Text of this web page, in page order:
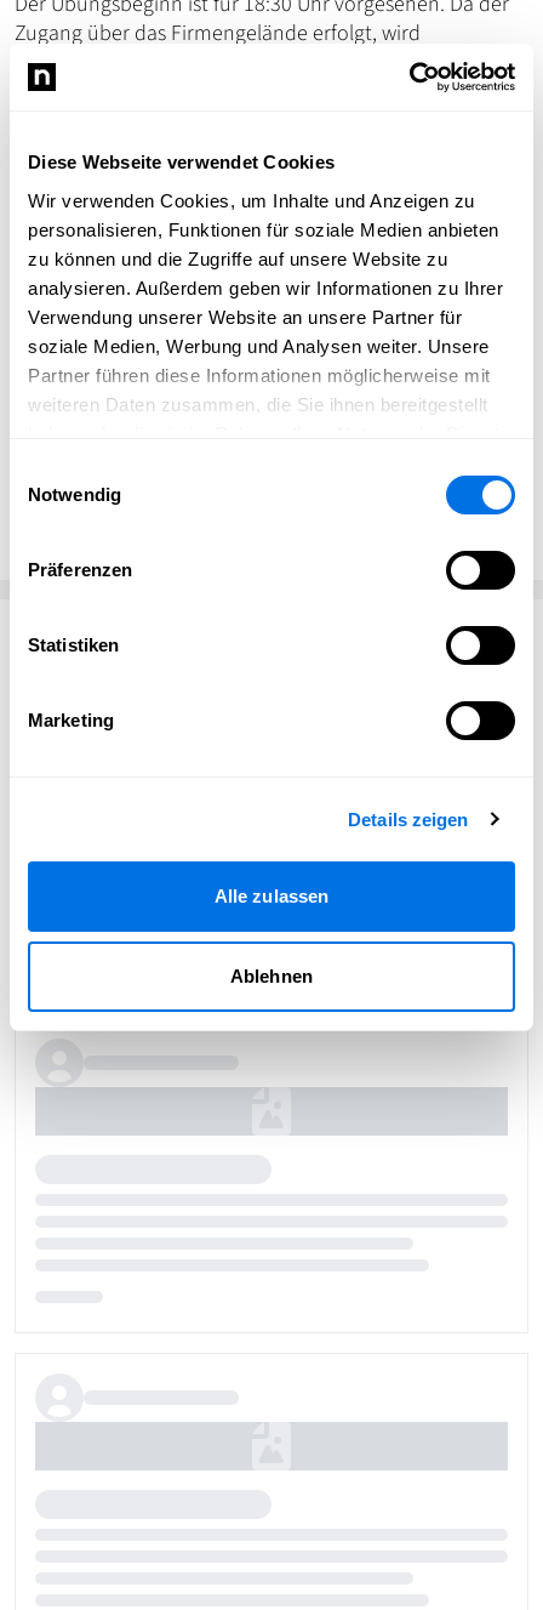
Diese Webseite verwendet Cookies
Wir verwenden Cookies, um Inhalte und Anzeigen zu
personalisieren, Funktionen für soziale Medien anbieten
zu können und die Zugriffe auf unsere Website zu
analysieren. Außerdem geben wir Informationen zu Ihrer
Verwendung unserer Website an unsere Partner für
soziale Medien, Werbung und Analysen weiter. Unsere
Partner führen diese Informationen möglicherweise mit
weiteren Daten zusammen, die Sie ihnen bereitgestellt
Notwendig
Präferenzen
Statistiken
Marketing
Details zeigen
Alle zulassen
Ablehnen
Zugang über das Firmengelände erfolgt, wird
empfohlen, ausreichend Zeit für die Anreise
einzuplanen.
Familien, Einzelpersonen oder Feuerwehrbegeisterte –
und bietet die Möglichkeit, einen realitätsnahen Einblick
in die Arbeit der Feuerwehr zu erhalten.
Termin:Freitag, 17. Juli
Einlass:ab 18:00 Uhr
Übungsbeginn:18:30 Uhr
Ort:Logistikzentrum HKG, Halle 3, Giulinistraße 5
Ladenburg erleben
Passend zum Thema